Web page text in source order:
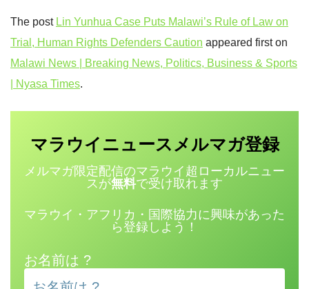
The post Lin Yunhua Case Puts Malawi’s Rule of Law on
Trial, Human Rights Defenders Caution appeared first on
Malawi News | Breaking News, Politics, Business & Sports
| Nyasa Times.
マラウイニュース メルマガ登録
メルマガ限定配信のマラウイ超ローカルニュー
スが無料で受け取れます
マラウイ・アフリカ・国際協力に興味があった
ら登録しよう！
お名前は ?